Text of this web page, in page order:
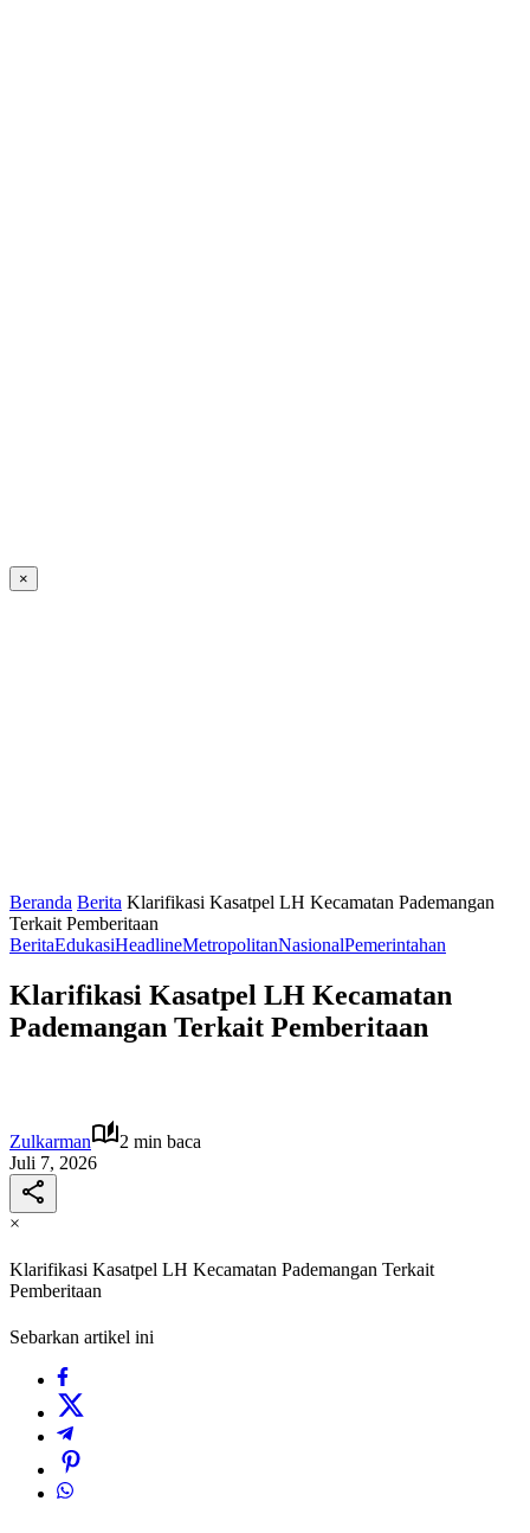
×
Beranda Berita Klarifikasi Kasatpel LH Kecamatan Pademangan
Terkait Pemberitaan
BeritaEdukasiHeadlineMetropolitanNasionalPemerintahan
Klarifikasi Kasatpel LH Kecamatan
Pademangan Terkait Pemberitaan
Zulkarman
2 min baca
Juli 7, 2026
×
Klarifikasi Kasatpel LH Kecamatan Pademangan Terkait
Pemberitaan
Sebarkan artikel ini